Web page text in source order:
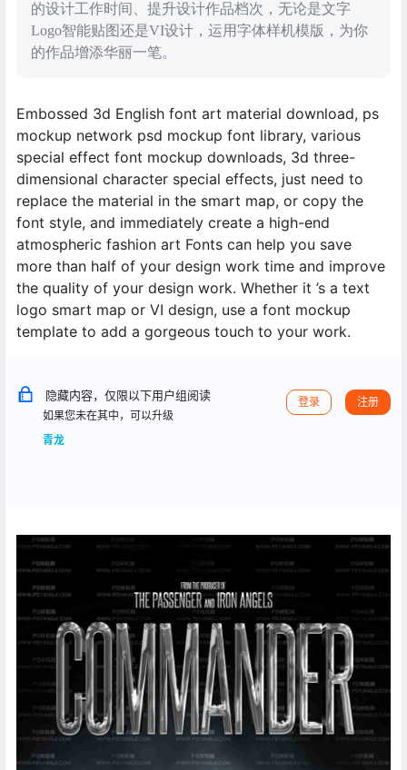
的设计工作时间、提升设计作品档次，无论是文字
Logo智能贴图还是VI设计，运用字体样机模版，为你
的作品增添华丽一笔。
Embossed 3d English font art material download, ps
mockup network psd mockup font library, various
special effect font mockup downloads, 3d three-
dimensional character special effects, just need to
replace the material in the smart map, or copy the
font style, and immediately create a high-end
atmospheric fashion art Fonts can help you save
more than half of your design work time and improve
the quality of your design work. Whether it ’s a text
logo smart map or VI design, use a font mockup
template to add a gorgeous touch to your work.
隐藏内容，仅限以下用户组阅读
如果您未在其中，可以升级
青龙
登录 注册